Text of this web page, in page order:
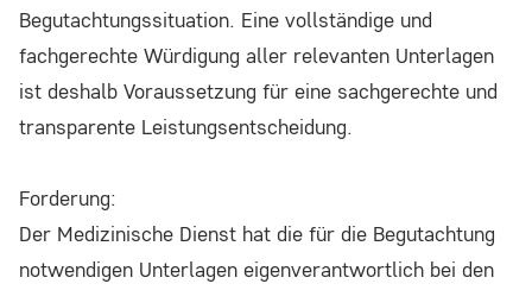
Begutachtungssituation. Eine vollständige und
fachgerechte Würdigung aller relevanten Unterlagen
ist deshalb Voraussetzung für eine sachgerechte und
transparente Leistungsentscheidung.
Forderung:
Der Medizinische Dienst hat die für die Begutachtung
notwendigen Unterlagen eigenverantwortlich bei den